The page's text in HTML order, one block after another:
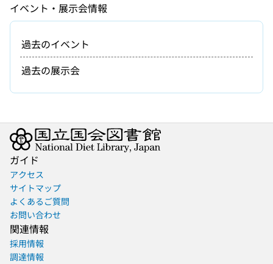
イベント・展示会情報
過去のイベント
過去の展示会
ガイド
アクセス
サイトマップ
よくあるご質問
お問い合わせ
関連情報
採用情報
調達情報